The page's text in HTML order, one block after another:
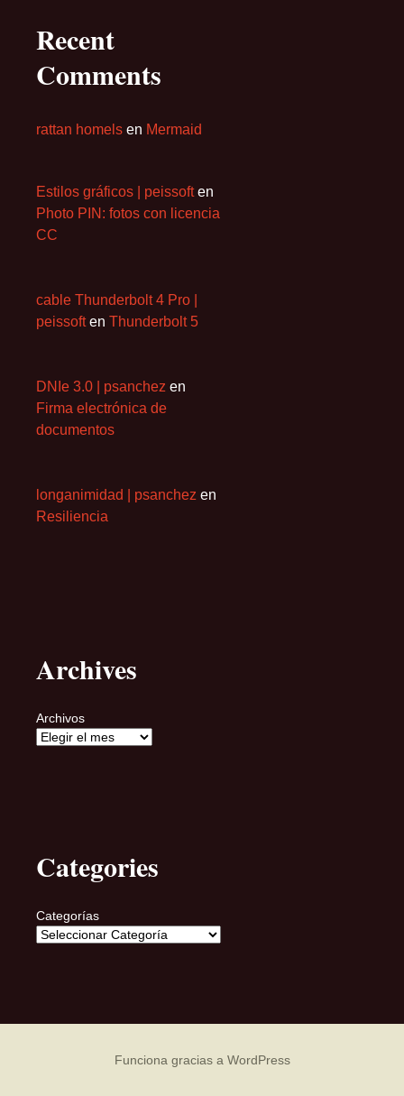
Recent
Comments
rattan homels en Mermaid
Estilos gráficos | peissoften
Photo PIN: fotos con licencia
CC
cable Thunderbolt 4 Pro |
peissoften Thunderbolt 5
DNIe 3.0 | psanchez en
Firma electrónica de
documentos
longanimidad | psanchez en
Resiliencia
Archives
Archivos
Categories
Categorías
Funciona gracias a WordPress